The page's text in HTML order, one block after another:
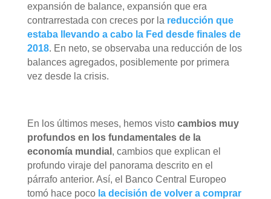
expansión de balance, expansión que era
contrarrestada con creces por la reducción que
estaba llevando a cabo la Fed desde finales de
2018. En neto, se observaba una reducción de los
balances agregados, posiblemente por primera
vez desde la crisis.
En los últimos meses, hemos visto cambios muy
profundos en los fundamentales de la
economía mundial , cambios que explican el
profundo viraje del panorama descrito en el
párrafo anterior. Así, el Banco Central Europeo
tomó hace poco la decisión de volver a comprar